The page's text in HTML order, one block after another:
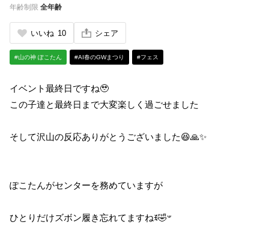
年齢制限 全年齢
いいね 10 シェア
#山の神 ぽこたん #AI春のGWまつり #フェス
イベント最終日ですね🥹
この子達と最終日まで大変楽しく過ごせました
そして沢山の反応ありがとうございました😆🙏✨
ぽこたんがセンターを務めていますが
ひとりだけズボン履き忘れてますねꉂ🤣𐤔